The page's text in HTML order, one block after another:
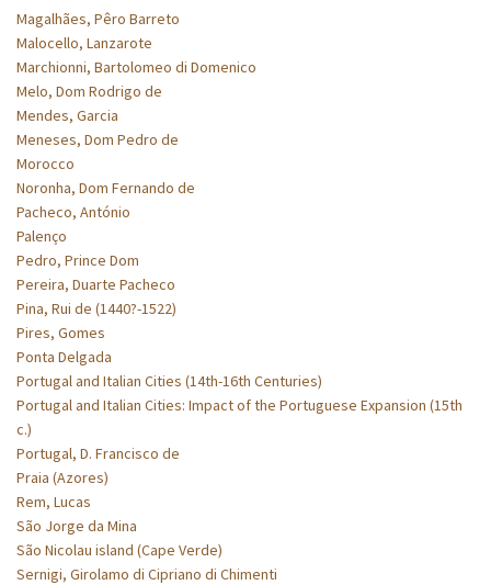
Magalhães, Pêro Barreto
Malocello, Lanzarote
Marchionni, Bartolomeo di Domenico
Melo, Dom Rodrigo de
Mendes, Garcia
Meneses, Dom Pedro de
Morocco
Noronha, Dom Fernando de
Pacheco, António
Palenço
Pedro, Prince Dom
Pereira, Duarte Pacheco
Pina, Rui de (1440?-1522)
Pires, Gomes
Ponta Delgada
Portugal and Italian Cities (14th-16th Centuries)
Portugal and Italian Cities: Impact of the Portuguese Expansion (15th
c.)
Portugal, D. Francisco de
Praia (Azores)
Rem, Lucas
São Jorge da Mina
São Nicolau island (Cape Verde)
Sernigi, Girolamo di Cipriano di Chimenti